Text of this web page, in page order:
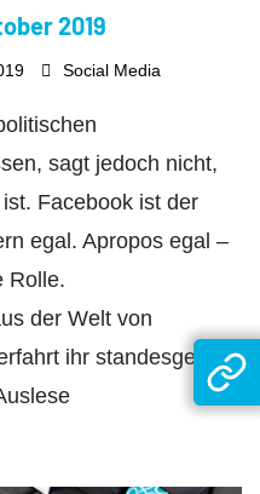
2019
Social Media
sagt jedoch nicht,
Facebook ist der
egal. Apropos egal –
Rolle.
der Welt von
ihr standesgemäß